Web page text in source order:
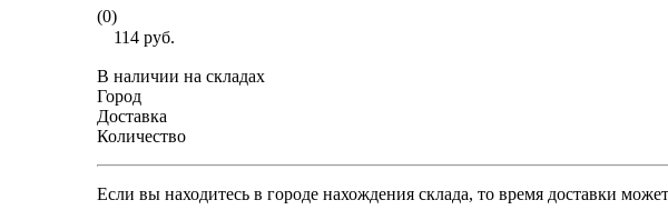
(0)
114 руб.
В наличии на складах
Город
Доставка
Количество
Если вы находитесь в городе нахождения склада, то время доставки